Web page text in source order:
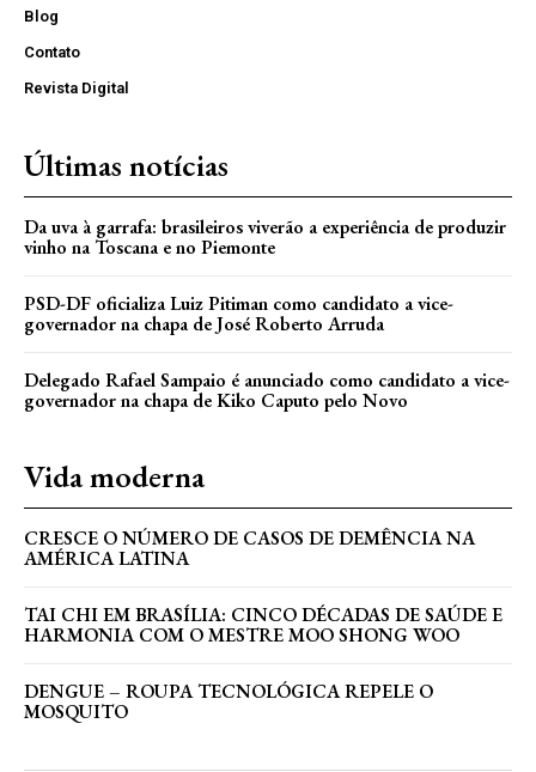
Blog
Contato
Revista Digital
Últimas notícias
Da uva à garrafa: brasileiros viverão a experiência de produzir
vinho na Toscana e no Piemonte
PSD-DF oficializa Luiz Pitiman como candidato a vice-
governador na chapa de José Roberto Arruda
Delegado Rafael Sampaio é anunciado como candidato a vice-
governador na chapa de Kiko Caputo pelo Novo
Vida moderna
CRESCE O NÚMERO DE CASOS DE DEMÊNCIA NA
AMÉRICA LATINA
TAI CHI EM BRASÍLIA: CINCO DÉCADAS DE SAÚDE E
HARMONIA COM O MESTRE MOO SHONG WOO
DENGUE – ROUPA TECNOLÓGICA REPELE O
MOSQUITO